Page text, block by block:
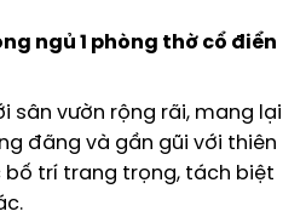
ngủ 1 phòng thờ cổ điển
sân vườn rộng rãi, mang lại
đãng và gần gũi với thiên
bố trí trang trọng, tách biệt